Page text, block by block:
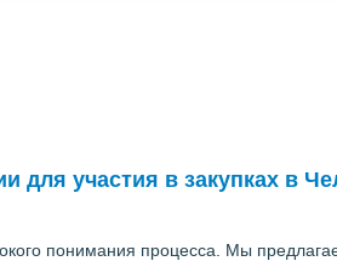
для участия в закупках в
понимания процесса. Мы